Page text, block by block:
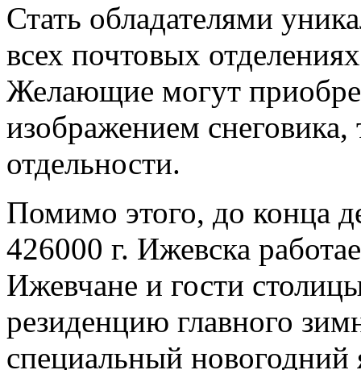
Стать обладателями
всех почтовых
Желающие могут
изображением
отдельности.
Помимо этого, до конца
426000 г. Ижевска
Ижевчане и гости
резиденцию главного
специальный